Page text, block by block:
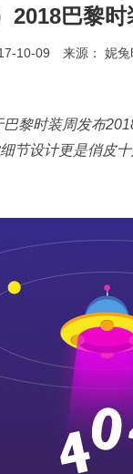
2018巴黎
10-09 来源： 妮
黎时装周发布
节设计更是俏皮